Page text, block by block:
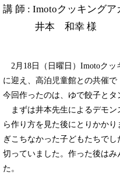
講 師 : Imotoクッキングア
井本 和幸 様
2月18日（日曜日）Imotoク
に迎え、高泊児童館との共催で
今回作ったのは、ゆで餃子と
まずは井本先生によるデモン
ら作り方を見た後にとりかか
ぎこちなかった子どもたちで
切っていました。作った後は
た。